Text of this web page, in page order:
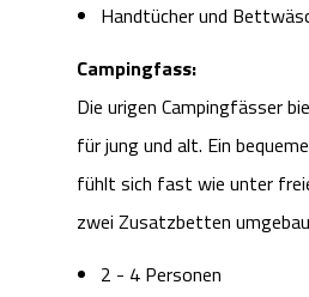
Handtücher und
Campingfass:
Die urigen Campingfässer
für jung und alt. Ein
fühlt sich fast wie unter
zwei Zusatzbetten
2 - 4 Personen